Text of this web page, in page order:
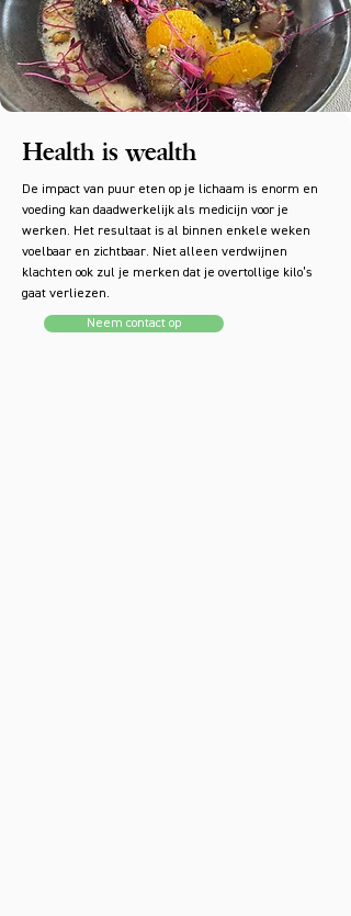
Health is wealth
De impact van puur eten op je lichaam is enorm en
voeding kan daadwerkelijk als medicijn voor je
werken. Het resultaat is al binnen enkele weken
voelbaar en zichtbaar. Niet alleen verdwijnen
klachten ook zul je merken dat je overtollige kilo’s
gaat verliezen.
Neem contact op